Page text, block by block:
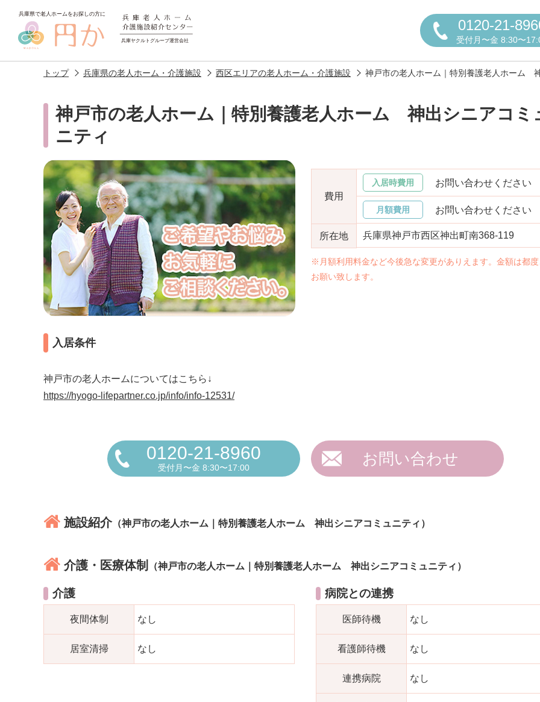
0120-21-
受付月〜金 8:30〜
施設選びのポイント 施設をお探しの方へ 老人ホームの種類 よくある
アクセス 相談者様の声 お役立ち情報 おすすめ
トップ 兵庫県の老人ホーム・介護施設 西区エリアの老人ホーム・介護施設 神戸市の老人ホーム｜特別養護老人ホーム
神戸市の老人ホーム｜特別養護老人ホーム 神出シニアコミ
ニティ
費用
入居時費用 お問い合わせください
月額費用 お問い合わせください
所在地 兵庫県神戸市西区神出町南368-119
※月額利用料金など今後急な変更がありえます。金額は都
お願い致します。
入居条件
神戸市の老人ホームについてはこちら↓
https://hyogo-lifepartner.co.jp/info/info-12531/
0120-21-8960
受付月〜金 8:30〜17:00 お問い合わせ
施設紹介（神戸市の老人ホーム｜特別養護老人ホーム 神出シニアコミュニティ）
介護・医療体制 （神戸市の老人ホーム｜特別養護老人ホーム 神出シニアコミュニティ）
介護
夜間体制 なし
居室清掃 なし
病院との連携
医師待機 なし
看護師待機 なし
連携病院 なし